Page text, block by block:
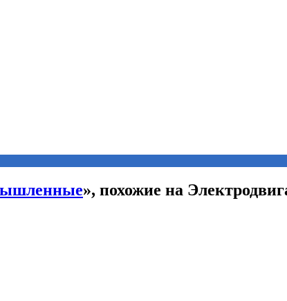
», похожие на